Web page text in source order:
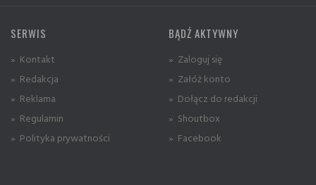
SERWIS
» Kontakt
» Redakcja
» Reklama
» Regulamin
» Polityka prywatności
BĄDŹ AKTYWNY
» Zaloguj się
» Załóż konto
» Dołącz do redakcji
» Shoutbox
» Facebook